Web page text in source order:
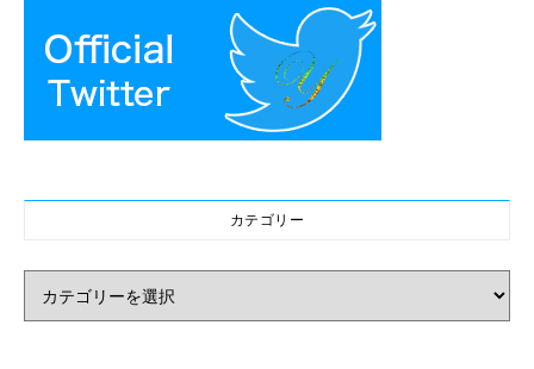
カテゴリー
カテゴリー